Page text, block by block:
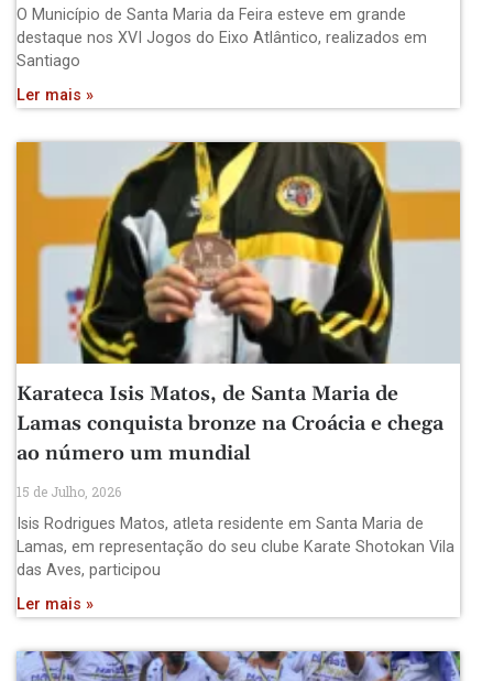
O Município de Santa Maria da Feira esteve em grande
destaque nos XVI Jogos do Eixo Atlântico, realizados em
Santiago
Ler mais »
Karateca Isis Matos, de Santa Maria de
Lamas conquista bronze na Croácia e chega
ao número um mundial
15 de Julho, 2026
Isis Rodrigues Matos, atleta residente em Santa Maria de
Lamas, em representação do seu clube Karate Shotokan Vila
das Aves, participou
Ler mais »